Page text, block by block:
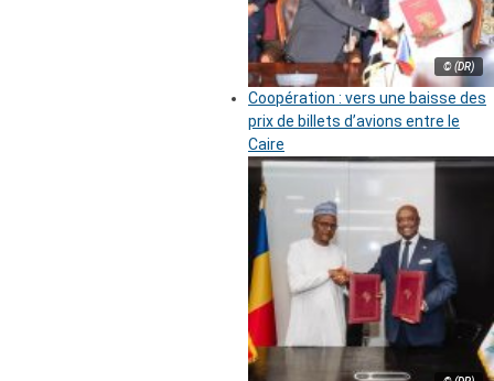
© (DR)
Coopération : vers une baisse des
prix de billets d’avions entre le
Caire